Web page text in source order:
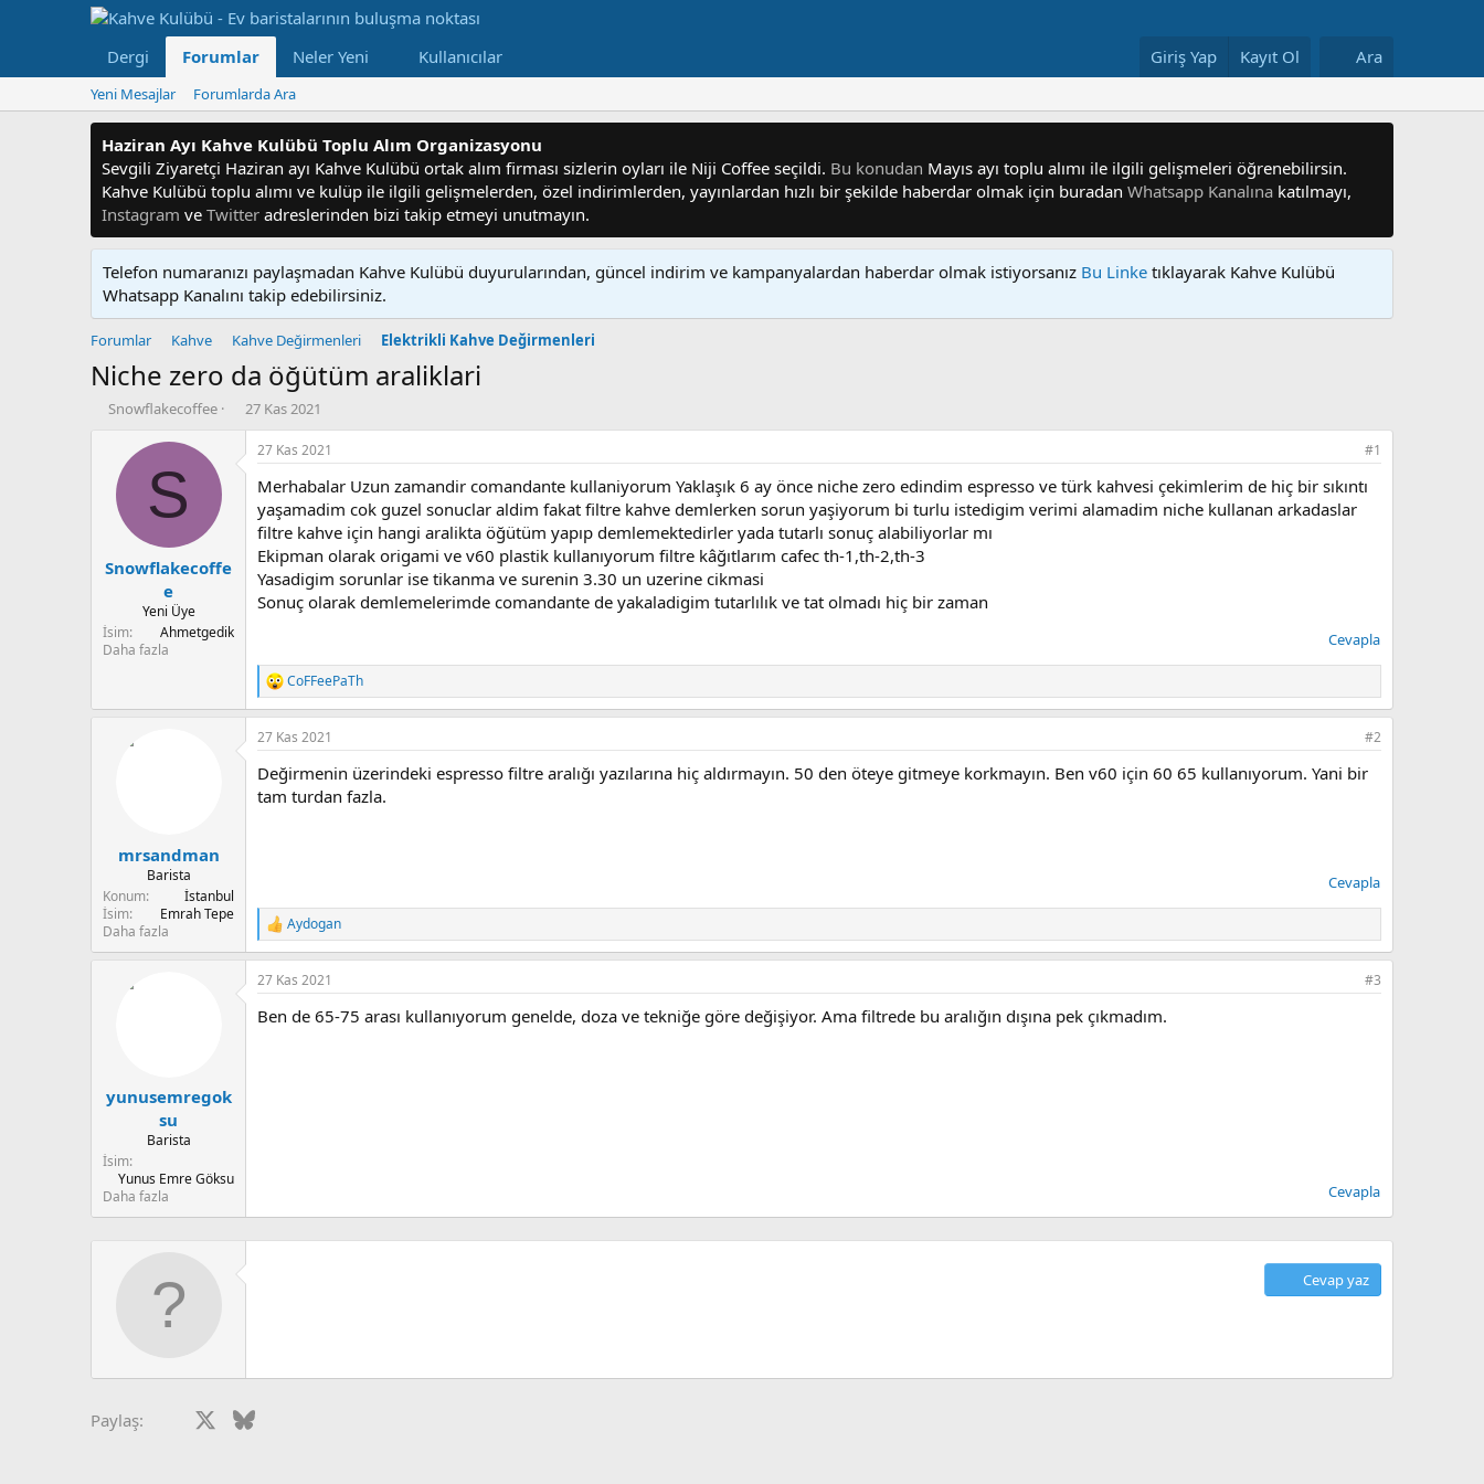
Dergi Forumlar Neler Yeni Kullanıcılar Giriş Yap Kayıt Ol Ara
Yeni Mesajlar Forumlarda Ara
Haziran Ayı Kahve Kulübü Toplu Alım Organizasyonu
Sevgili Ziyaretçi Haziran ayı Kahve Kulübü ortak alım firması sizlerin oyları ile Niji Coffee seçildi. Bu konudan Mayıs ayı toplu alımı ile ilgili gelişmeleri öğrenebilirsin.
Kahve Kulübü toplu alımı ve kulüp ile ilgili gelişmelerden, özel indirimlerden, yayınlardan hızlı bir şekilde haberdar olmak için buradan Whatsapp Kanalına katılmayı,
Instagram ve Twitter adreslerinden bizi takip etmeyi unutmayın.
Telefon numaranızı paylaşmadan Kahve Kulübü duyurularından, güncel indirim ve kampanyalardan haberdar olmak istiyorsanız Bu Linke tıklayarak Kahve Kulübü
Whatsapp Kanalını takip edebilirsiniz.
Forumlar Kahve Kahve Değirmenleri Elektrikli Kahve Değirmenleri
Niche zero da öğütüm araliklari
K
ş
t
a
Snowflakecoffee
B
a
l
27 Kas 2021
S
Snowflakecoffe
e
Yeni Üye
İsim
Ahmetgedik
Daha fazla
27 Kas 2021 #1
Merhabalar Uzun zamandir comandante kullaniyorum Yaklaşık 6 ay önce niche zero edindim espresso ve türk kahvesi çekimlerim de hiç bir sıkıntı
yaşamadim cok guzel sonuclar aldim fakat filtre kahve demlerken sorun yaşiyorum bi turlu istedigim verimi alamadim niche kullanan arkadaslar
filtre kahve için hangi aralikta öğütüm yapıp demlemektedirler yada tutarlı sonuç alabiliyorlar mı
Ekipman olarak origami ve v60 plastik kullanıyorum filtre kâğıtlarım cafec th-1,th-2,th-3
Yasadigim sorunlar ise tikanma ve surenin 3.30 un uzerine cikmasi
Sonuç olarak demlemelerimde comandante de yakaladigim tutarlılık ve tat olmadı hiç bir zaman
Cevapla
T
e
p
k
l
e
CoFFeePaTh
mrsandman
Barista
Konum
İstanbul
İsim
Emrah Tepe
Daha fazla
27 Kas 2021 #2
Değirmenin üzerindeki espresso filtre aralığı yazılarına hiç aldırmayın. 50 den öteye gitmeye korkmayın. Ben v60 için 60 65 kullanıyorum. Yani bir
tam turdan fazla.
Cevapla
T
e
p
k
l
Aydogan
yunusemregok
su
Barista
İsim
Yunus Emre Göksu
Daha fazla
27 Kas 2021 #3
Ben de 65-75 arası kullanıyorum genelde, doza ve tekniğe göre değişiyor. Ama filtrede bu aralığın dışına pek çıkmadım.
Cevapla
Cevap yaz
Paylaş: Facebook Bluesky